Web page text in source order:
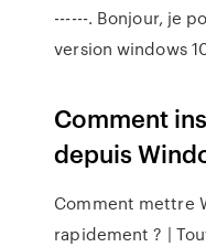
------. Bonjour, je
version windows
Comment
depuis
Comment mettre
rapidement ? |